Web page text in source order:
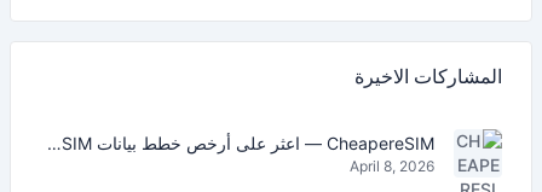
المشاركات الاخيرة
CheapereSIM — اعثر على أرخص خطط بيانات eSIM للسفر في 2026
April 8, 2026